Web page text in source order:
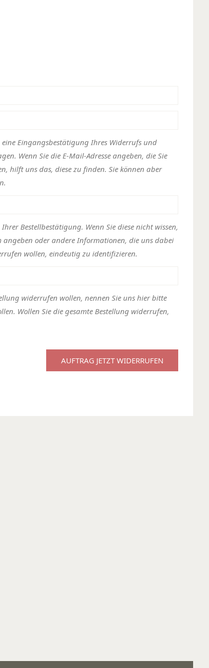
eine Eingangsbestätigung Ihres Widerrufs und
Wenn Sie die E-Mail-Adresse angeben, die Sie
hilft uns das, diese zu finden. Sie können aber
Bestellbestätigung. Wenn Sie diese nicht wissen,
angeben oder andere Informationen, die uns dabei
wollen, eindeutig zu identifizieren.
widerrufen wollen, nennen Sie uns hier bitte
Wollen Sie die gesamte Bestellung widerrufen,